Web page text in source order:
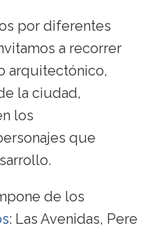
por diferentes
a recorrer
arquitectónico,
la ciudad,
los
que
de los
: Las Avenidas, Pere